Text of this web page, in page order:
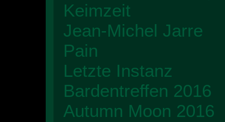
Keimzeit
Jean-Michel Jarre
Pain
Letzte Instanz
Bardentreffen 2016
Autumn Moon 2016